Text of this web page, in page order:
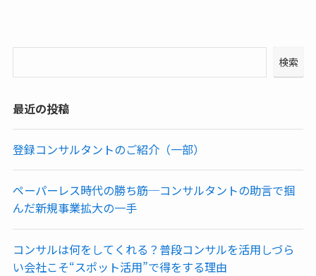
検索
最近の投稿
登録コンサルタントのご紹介（一部）
ペーパーレス時代の勝ち筋─コンサルタントの助言で掴
んだ新規事業拡大の一手
コンサルは何をしてくれる？普段コンサルを活用しづら
い会社こそ“スポット活用”で得をする理由